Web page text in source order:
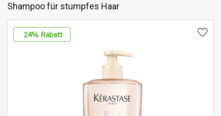
Marken
Shampoo für stumpfes Haar
24% Rabatt